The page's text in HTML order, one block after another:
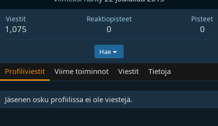
Viestit
1,075
Reaktiopisteet
0
Pisteet
0
Hae
Profiliviestit Viime toiminnot Viestit Tietoja
Jäsenen osku profiilissa ei ole viestejä.